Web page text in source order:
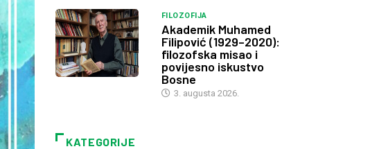
FILOZOFIJA
Akademik Muhamed
Filipović (1929–2020):
filozofska misao i
povijesno iskustvo
Bosne
3. augusta 2026.
KATEGORIJE